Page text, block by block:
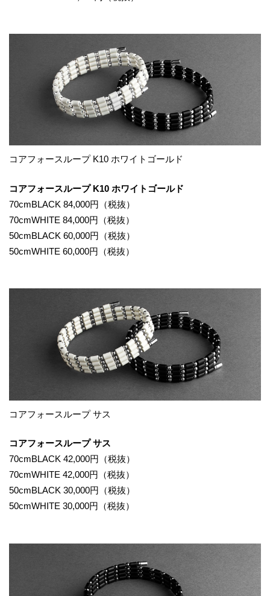
コアフォースループ K10 ホワイトゴールド
コアフォースループ K10 ホワイトゴールド
70cmBLACK 84,000円（税抜）
70cmWHITE 84,000円（税抜）
50cmBLACK 60,000円（税抜）
50cmWHITE 60,000円（税抜）
コアフォースループ サス
コアフォースループ サス
70cmBLACK 42,000円（税抜）
70cmWHITE 42,000円（税抜）
50cmBLACK 30,000円（税抜）
50cmWHITE 30,000円（税抜）